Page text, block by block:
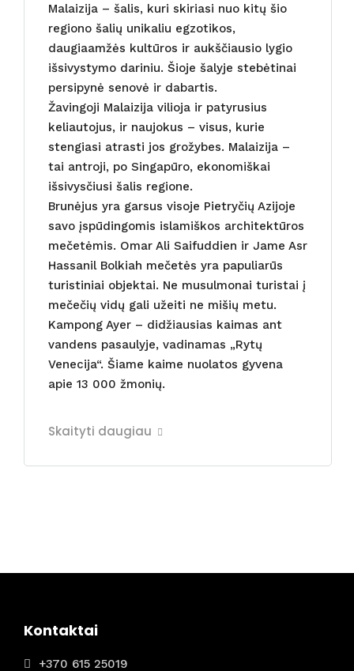
Malaizija – šalis, kuri skiriasi nuo kitų šio
regiono šalių unikaliu egzotikos,
daugiaamžės kultūros ir aukščiausio lygio
išsivystymo dariniu. Šioje šalyje stebėtinai
persipynė senovė ir dabartis.
Žavingoji Malaizija vilioja ir patyrusius
keliautojus, ir naujokus – visus, kurie
stengiasi atrasti jos grožybes. Malaizija –
tai antroji, po Singapūro, ekonomiškai
išsivysčiusi šalis regione.
Brunėjus yra garsus visoje Pietryčių Azijoje
savo įspūdingomis islamiškos architektūros
mečetėmis. Omar Ali Saifuddien ir Jame Asr
Hassanil Bolkiah mečetės yra papuliarūs
turistiniai objektai. Ne musulmonai turistai į
mečečių vidų gali užeiti ne mišių metu.
Kampong Ayer – didžiausias kaimas ant
vandens pasaulyje, vadinamas „Rytų
Venecija“. Šiame kaime nuolatos gyvena
apie 13 000 žmonių.
Skaityti daugiau
Kontaktai
+370 615 25019